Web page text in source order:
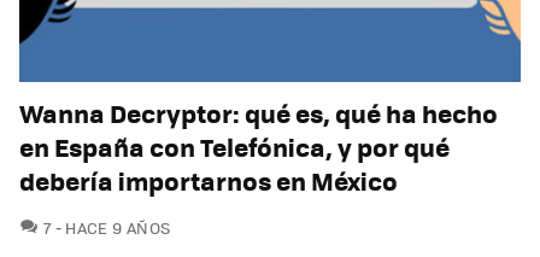
Wanna Decryptor: qué es, qué ha hecho
en España con Telefónica, y por qué
debería importarnos en México
7COMENTARIOS
HACE 9 AÑOS